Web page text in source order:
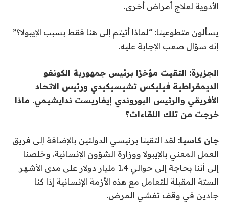
الأدوية لعلاج أمراض أخرى.
يسألون متطوعينا: “لماذا أتيتم إلى هنا فقط بسبب الإيبولا؟”
إنه سؤال صعب الإجابة عليه.
الجزيرة: التقيت مؤخرًا برئيس جمهورية الكونغو
الديمقراطية فيليكس تشيسيكيدي ورئيس الاتحاد
الأفريقي والرئيس البوروندي إيفاريست ندايشيمي. ماذا
خرجت من تلك اللقاءات؟
جان كاسيا: لقد التقينا برئيسي الدولتين بالإضافة إلى فريق
العمل المعني بالإيبولا ووزارة الشؤون الإنسانية. وخلصنا
إلى أننا بحاجة إلى حوالي 1.4 مليار دولار على مدى الأشهر
الستة المقبلة للتعامل مع هذه الأزمة الإنسانية إذا كنا
جادين في وقف تفشي المرض.